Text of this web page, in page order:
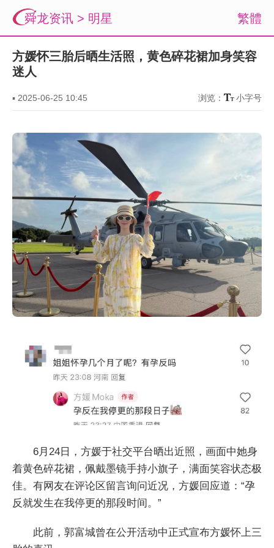
繁體
舜龙资讯 > 明星
方媛怀三胎后晒生活照，黄色碎花裙加身笑容
迷人
▪ 2025-06-25 10:45 浏览： 小字号
6月24日，方媛于社交平台晒出近照，画面中她身
着黄色碎花裙，佩戴墨镜手持小旗子，满面笑容状态极
佳。有网友在评论区留言询问近况，方媛回应道：“孕
反就发生在我停更的那段时间。”
此前，郭富城曾在公开活动中正式宣布方媛怀上三